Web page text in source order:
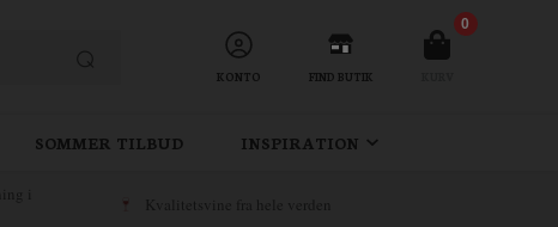
KONTO FIND BUTIK
0
SOMMER TILBUD INSPIRATION
i
Kvalitetsvine fra hele verden